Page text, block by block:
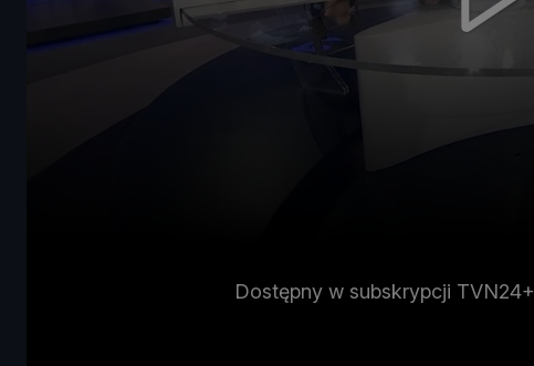
Dostępny w subskrypcji TVN24+